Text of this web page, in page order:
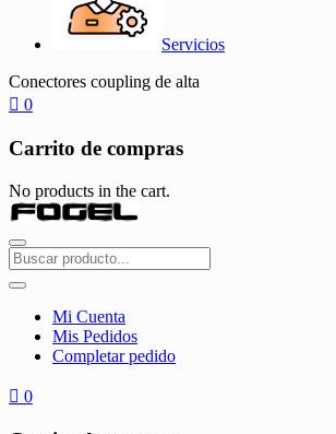
Servicios
Conectores coupling de alta
0
Carrito de compras
No products in the cart.
Mi Cuenta
Mis Pedidos
Completar pedido
0